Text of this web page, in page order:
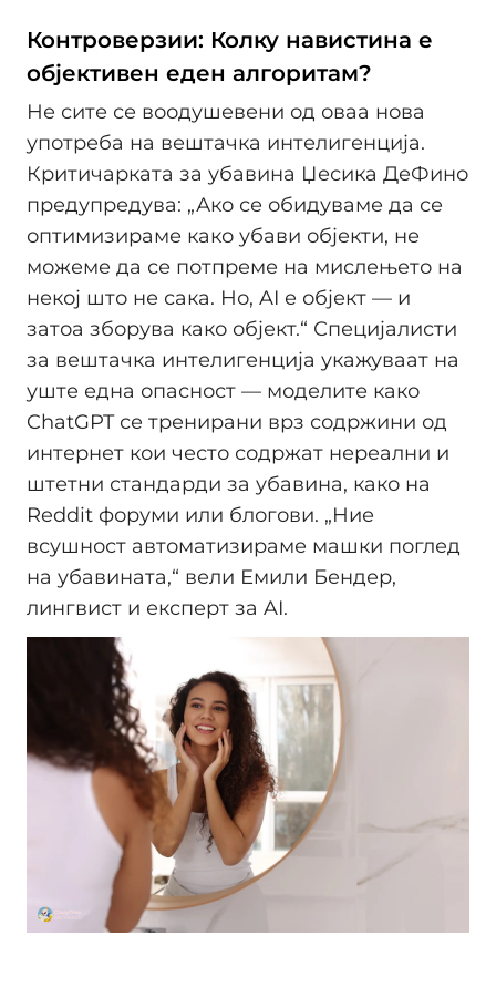
Контроверзии: Колку навистина е
објективен еден алгоритам?
Не сите се воодушевени од оваа нова
употреба на вештачка интелигенција.
Критичарката за убавина Џесика ДеФино
предупредува: „Ако се обидуваме да се
оптимизираме како убави објекти, не
можеме да се потпреме на мислењето на
некој што не сака. Но, AI е објект — и
затоа зборува како објект.“ Специјалисти
за вештачка интелигенција укажуваат на
уште една опасност — моделите како
ChatGPT се тренирани врз содржини од
интернет кои често содржат нереални и
штетни стандарди за убавина, како на
Reddit форуми или блогови. „Ние
всушност автоматизираме машки поглед
на убавината,“ вели Емили Бендер,
лингвист и експерт за AI.